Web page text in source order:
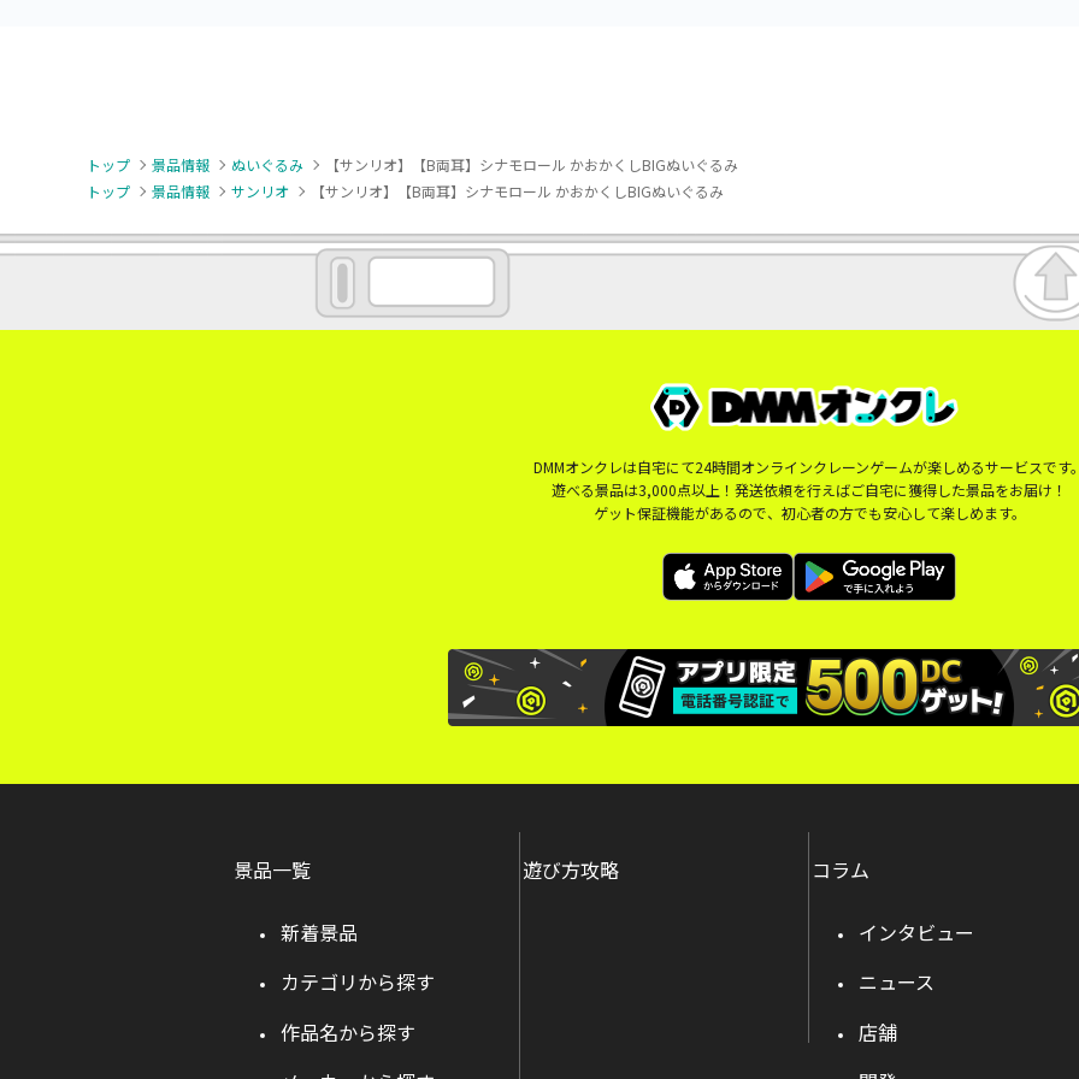
トップ 景品情報 ぬいぐるみ
【サンリオ】【B両耳】シナモロール かおかくしBIGぬいぐるみ
トップ
景品情報 サンリオ 【サンリオ】【B両耳】シナモロール かおかくしBIGぬいぐるみ
DMMオンクレは自宅にて24時間オンラインクレーンゲームが楽しめるサービスです
遊べる景品は3,000点以上！発送依頼を行えばご自宅に獲得した景品をお届け！
ゲット保証機能があるので、初心者の方でも安心して楽しめます。
景品一覧
新着景品
カテゴリから探す
作品名から探す
遊び方攻略 コラム
インタビュー
ニュース
店舗